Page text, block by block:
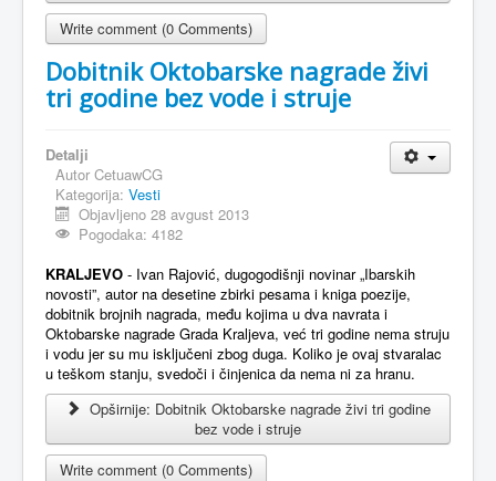
Write comment (0 Comments)
Dobitnik Oktobarske nagrade živi
tri godine bez vode i struje
Detalji
Autor CetuawCG
Kategorija: Vesti
Objavljeno 28 avgust 2013
Pogodaka: 4182
KRALJEVO - Ivan Rajović, dugogodišnji novinar „Ibarskih
novosti”, autor na desetine zbirki pesama i kniga poezije,
dobitnik brojnih nagrada, među kojima u dva navrata i
Oktobarske nagrade Grada Kraljeva, već tri godine nema struju
i vodu jer su mu isključeni zbog duga. Koliko je ovaj stvaralac
u teškom stanju, svedoči i činjenica da nema ni za hranu.
Opširnije: Dobitnik Oktobarske nagrade živi tri godine
bez vode i struje
Write comment (0 Comments)